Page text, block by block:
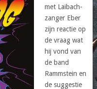
met Laibach-
zanger Eber
zijn reactie op
de vraag wat
hij vond van
de band
Rammstein en
de suggestie